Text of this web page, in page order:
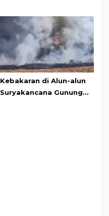
Kebakaran di Alun-alun
Suryakancana Gunung